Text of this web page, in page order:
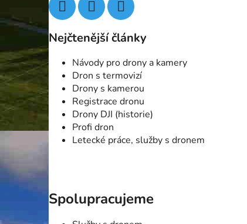
Nejčtenější články
Návody pro drony a kamery
Dron s termovizí
Drony s kamerou
Registrace dronu
Drony DJI (historie)
Profi dron
Letecké práce, služby s dronem
Spolupracujeme